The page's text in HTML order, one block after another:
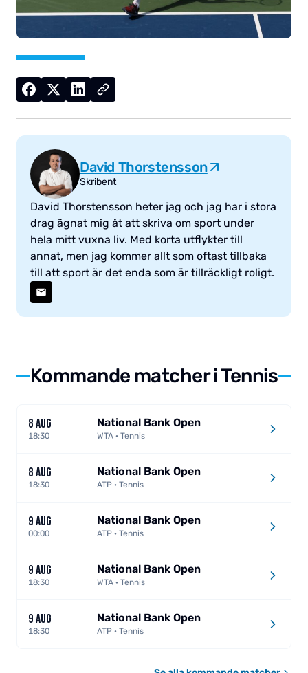
David Thorstensson
Skribent
David Thorstensson heter jag och jag har i stora
drag ägnat mig åt att skriva om sport under
hela mitt vuxna liv. Med korta utflykter till
annat, men jag kommer allt som oftast tillbaka
till att sport är det enda som är tillräckligt roligt.
Kommande matcher i Tennis
8 AUG
18:30
National Bank Open
WTA · Tennis
8 AUG
18:30
National Bank Open
ATP · Tennis
9 AUG
00:00
National Bank Open
ATP · Tennis
9 AUG
18:30
National Bank Open
WTA · Tennis
9 AUG
18:30
National Bank Open
ATP · Tennis